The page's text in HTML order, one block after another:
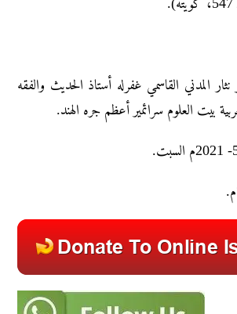
المدني القاسمي غفرله أستاذ الحديث والفقه
بيت العلوم سرائمير أعظم جره الهند.